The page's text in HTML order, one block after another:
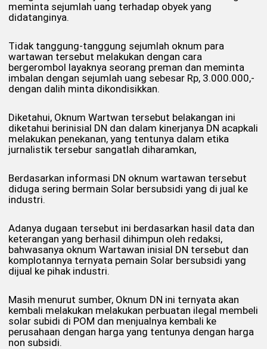
meminta sejumlah uang terhadap obyek yang
didatanginya.
Tidak tanggung-tanggung sejumlah oknum para
wartawan tersebut melakukan dengan cara
bergerombol layaknya seorang preman dan meminta
imbalan dengan sejumlah uang sebesar Rp, 3.000.000,-
dengan dalih minta dikondisikkan.
Diketahui, Oknum Wartwan tersebut belakangan ini
diketahui berinisial DN dan dalam kinerjanya DN acapkali
melakukan penekanan, yang tentunya dalam etika
jurnalistik tersebur sangatlah diharamkan,
Berdasarkan informasi DN oknum wartawan tersebut
diduga sering bermain Solar bersubsidi yang di jual ke
industri.
Adanya dugaan tersebut ini berdasarkan hasil data dan
keterangan yang berhasil dihimpun oleh redaksi,
bahwasanya oknum Wartawan inisial DN tersebut dan
komplotannya ternyata pemain Solar bersubsidi yang
dijual ke pihak industri.
Masih menurut sumber, Oknum DN ini ternyata akan
kembali melakukan melakukan perbuatan ilegal membeli
solar subidi di POM dan menjualnya kembali ke
perusahaan dengan harga yang tentunya dengan harga
non subsidi.